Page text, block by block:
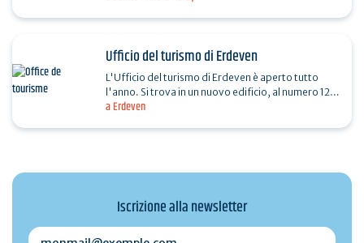
a Erdeven
Ufficio del turismo di Erdeven
L'Ufficio del turismo di Erdeven è aperto tutto
l'anno. Si trova in un nuovo edificio, al numero 12
di rue des menhirs. Giorni festivi: - 14/07 e 15/08:
Iscrizione alla newsletter
monmail@exemple.com